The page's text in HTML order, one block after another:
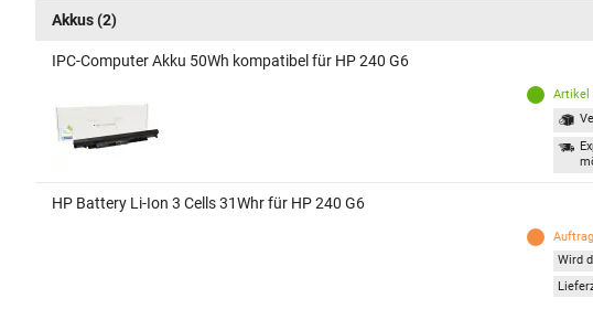
Akkus(2)
IPC-Computer Akku 50Wh kompatibel für HP 240 G6
Artikel
HP Battery Li-Ion 3 Cells 31Whr für HP 240 G6
Wird